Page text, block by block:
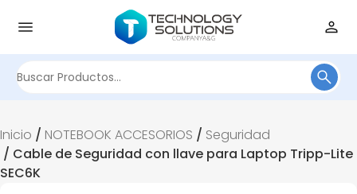
Inicio / NOTEBOOK ACCESORIOS / Seguridad
/ Cable de Seguridad con llave para Laptop Tripp-Lite
SEC6K